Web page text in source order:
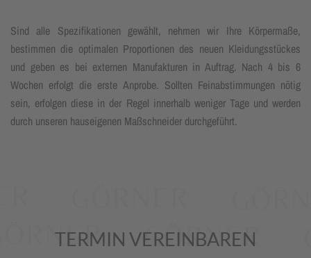
Sind alle Spezifikationen gewählt, nehmen wir Ihre Körpermaße,
bestimmen die optimalen Proportionen des neuen Kleidungsstückes
und geben es bei externen Manufakturen in Auftrag. Nach 4 bis 6
Wochen erfolgt die erste Anprobe. Sollten Feinabstimmungen nötig
sein, erfolgen diese in der Regel innerhalb weniger Tage und werden
durch unseren hauseigenen Maßschneider durchgeführt.
TERMIN VEREINBAREN